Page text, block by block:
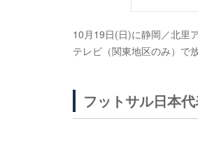
10月19日(日)に静岡／北里
テレビ（関東地区のみ）で
フットサル日本